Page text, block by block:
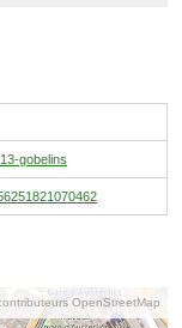
gobelins
OpenStreetMap